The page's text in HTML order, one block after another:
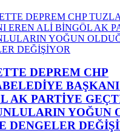
DEPREM CHP
AK PARTİYE
YOĞUN
DENGELER